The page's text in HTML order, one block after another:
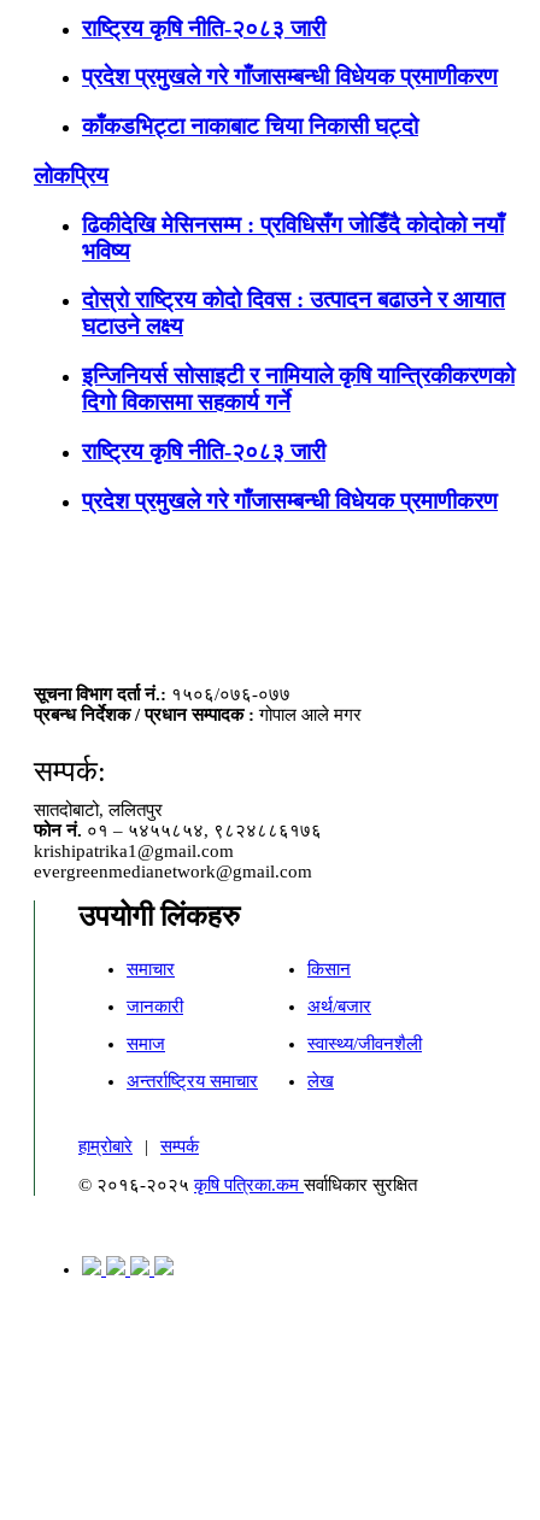
राष्ट्रिय कृषि नीति-२०८३ जारी
प्रदेश प्रमुखले गरे गाँजासम्बन्धी विधेयक प्रमाणीकरण
काँकडभिट्टा नाकाबाट चिया निकासी घट्दो
लोकप्रिय
ढिकीदेखि मेसिनसम्म : प्रविधिसँग जोडिँदै कोदोको नयाँ
भविष्य
दोस्रो राष्ट्रिय कोदो दिवस : उत्पादन बढाउने र आयात
घटाउने लक्ष्य
इन्जिनियर्स सोसाइटी र नामियाले कृषि यान्त्रिकीकरणको
दिगो विकासमा सहकार्य गर्ने
राष्ट्रिय कृषि नीति-२०८३ जारी
प्रदेश प्रमुखले गरे गाँजासम्बन्धी विधेयक प्रमाणीकरण
सूचना विभाग दर्ता नं.: १५०६/०७६-०७७
प्रबन्ध निर्देशक / प्रधान सम्पादक : गोपाल आले मगर
सम्पर्क:
सातदोबाटो, ललितपुर
फोन नं. ०१ – ५४५५८५४, ९८२४८८६१७६
krishipatrika1@gmail.com
evergreenmedianetwork@gmail.com
उपयोगी लिंकहरु
समाचार
किसान
जानकारी
अर्थ/बजार
समाज
स्वास्थ्य/जीवनशैली
अन्तर्राष्ट्रिय समाचार
लेख
हाम्रोबारे |
सम्पर्क
© २०१६-२०२५कृषि पत्रिका.कमसर्वाधिकार सुरक्षित